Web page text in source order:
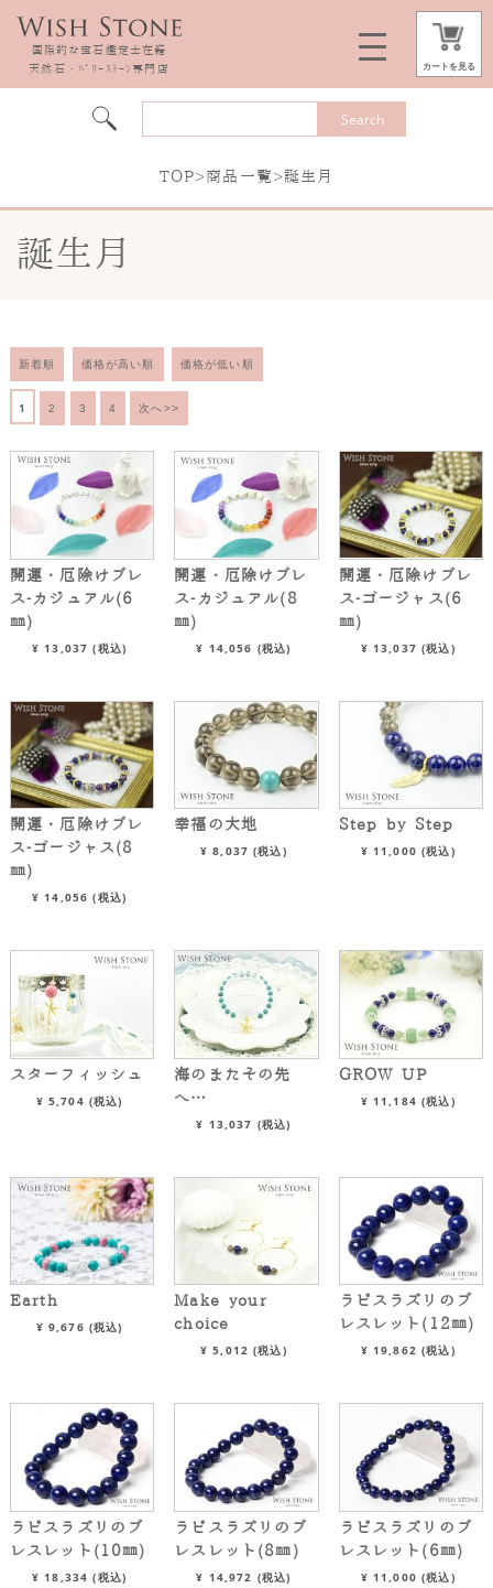
国際的な宝石鑑定士在籍
天然石・ﾊﾟﾜｰｽﾄｰﾝ専門店
カートを見る
TOP>商品一覧>誕生月
誕生月
新着順 価格が高い順 価格が低い順
1 2 3 4 次へ>>
開運・厄除けブレ
ス-カジュアル(6
㎜)
¥ 13,037 (税込)
開運・厄除けブレ
ス-カジュアル(8
㎜)
¥ 14,056 (税込)
開運・厄除けブレ
ス-ゴージャス(6
㎜)
¥ 13,037 (税込)
開運・厄除けブレ
ス-ゴージャス(8
㎜)
¥ 14,056 (税込)
幸福の大地
¥8,037 (税込)
Step by Step
¥ 11,000 (税込)
スターフィッシュ
¥ 5,704 (税込)
海のまたその先
へ…
¥ 13,037 (税込)
GROW UP
¥ 11,184 (税込)
Earth
¥ 9,676 (税込)
Make your
choice
¥5,012 (税込)
ラピスラズリのブ
レスレット(12㎜)
¥ 19,862 (税込)
ラピスラズリのブ
レスレット(10㎜)
¥ 18,334 (税込)
ラピスラズリのブ
レスレット(8㎜)
¥ 14,972 (税込)
ラピスラズリのブ
レスレット(6㎜)
¥ 11,000 (税込)